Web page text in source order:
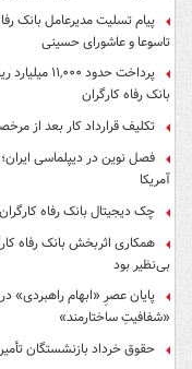
پیام تسلیت مدیرعامل بانک
تاسوعا و عاشورای حسینی
پرداخت
بانک رفاه کارگران
تکلیف قرارداد کار بعد از
آمریکا
چک دیجیتال بانک رفاه
همکاری اثربخش بانک رفاه
بی‌نظیر بود
پایان عصرِ «ابهام راهبردی»
«شفافیتِ ساختارمند»
حقوق خرداد بازنشستگان